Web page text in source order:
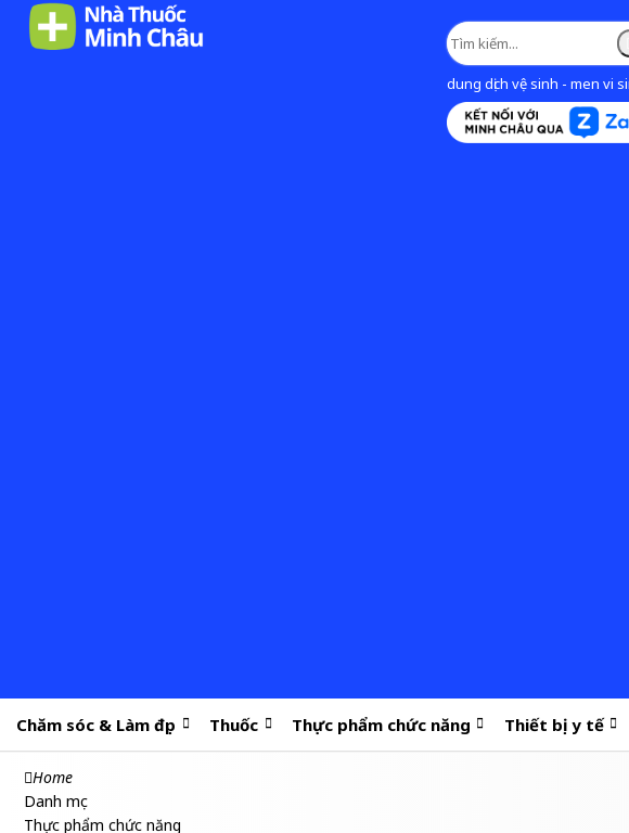
dung dịch vệ sinh - men vi
Chăm sóc & Làm đẹp Thuốc Thực phẩm chức năng Thiết bị y tế
Home
Danh mục
Thực phẩm chức năng